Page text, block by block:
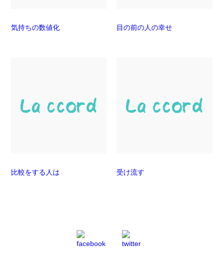
気持ちの数値化 目の前の人の幸せ
比較をする人は 受け流す